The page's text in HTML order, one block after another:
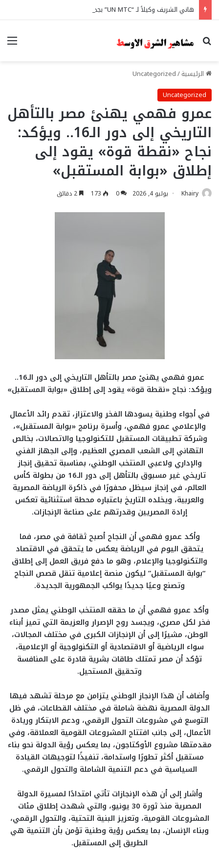
بحث عن
الرئيسية/
Uncategorized
Uncategorized
عمرو فهمي يهنئ مصر بالتأهل
التاريخي إلى دور الـ16.. ويؤكد:
نجاح «نقطة قوة» يقود إلى
إطلاق «بوابة المستقبل»
Khairy يوليو 4, 2026 0
173
عمرو فهمي يهنئ مصر بالتأهل التاريخي إلى دور الـ16..
ويؤكد: نجاح «نقطة قوة» يقود إلى إطلاق «بوابة المستقبل»
في أجواء وطنية يسودها الفخر والاعتزاز، تقدم رائد الأعمال
والإعلامي عمرو فهمي، وأسرة برنامج «بوابة المستقبل»،
وشركة تطبيقات المستقبل للتكنولوجيا والاتصالات، بخالص
التهاني إلى الشعب المصري العظيم، وإلى الجهاز الفني
والإداري ولاعبي المنتخب الوطني، بمناسبة تحقيق إنجاز
تاريخي غير مسبوق بالتأهل إلى دور الـ16 من بطولة كأس
العالم، في إنجاز سيظل محفورًا في ذاكرة الرياضة المصرية
والعربية، ويخلده التاريخ باعتباره محطة استثنائية تعكس
إرادة المصريين وقدرتهم على صناعة الإنجازات.
وأكد عمرو فهمي أن النجاح أصبح ثقافة في مصر، فما
يتحقق اليوم في الرياضة يعكس ما يتحقق في الاقتصاد
والتكنولوجيا والإعلام، وهو ما دفع فريق العمل إلى إطلاق
“بوابة المستقبل” ليكون منصة إعلامية تنقل قصص النجاح
وتصنع وعيًا جديدًا يواكب الجمهورية الجديدة.
وأكد عمرو فهمي أن ما حققه المنتخب الوطني يمثل مصدر
فخر لكل مصري، ويجسد روح الإصرار والعزيمة التي تميز أبناء
الوطن، مشيرًا إلى أن الإنجازات الكبرى في مختلف المجالات،
سواء الرياضية أو الاقتصادية أو التكنولوجية أو الإعلامية،
تؤكد أن مصر تمتلك طاقات بشرية قادرة على المنافسة
وتحقيق المستحيل.
وأضاف أن هذا الإنجاز الوطني يتزامن مع مرحلة تشهد فيها
الدولة المصرية نهضة شاملة في مختلف القطاعات، في ظل
التوسع في مشروعات التحول الرقمي، ودعم الابتكار وريادة
الأعمال، إلى جانب افتتاح المشروعات القومية العملاقة، وفي
مقدمتها مشروع الأوكتاجون، بما يعكس رؤية الدولة نحو بناء
مستقبل أكثر تطورًا واستدامة، تنفيذًا لتوجيهات القيادة
السياسية في دعم التنمية الشاملة والتحول الرقمي.
وأشار إلى أن هذه الإنجازات تأتي امتدادًا لمسيرة الدولة
المصرية منذ ثورة 30 يونيو، والتي شهدت إطلاق مئات
المشروعات القومية، وتعزيز البنية التحتية، والتحول الرقمي،
وبناء الإنسان، بما يعكس رؤية وطنية تؤمن بأن التنمية هي
الطريق إلى المستقبل.